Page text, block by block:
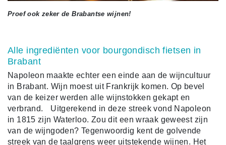
Proef ook zeker de Brabantse wijnen!
Alle ingrediënten voor bourgondisch fietsen in
Brabant
Napoleon maakte echter een einde aan de wijncultuur
in Brabant. Wijn moest uit Frankrijk komen. Op bevel
van de keizer werden alle wijnstokken gekapt en
verbrand. Uitgerekend in deze streek vond Napoleon
in 1815 zijn Waterloo. Zou dit een wraak geweest zijn
van de wijngoden? Tegenwoordig kent de golvende
streek van de taalgrens weer uitstekende wijnen. Het